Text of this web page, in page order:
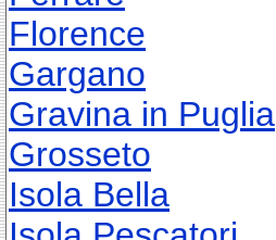
Florence
Gargano
Gravina in Puglia
Grosseto
Isola Bella